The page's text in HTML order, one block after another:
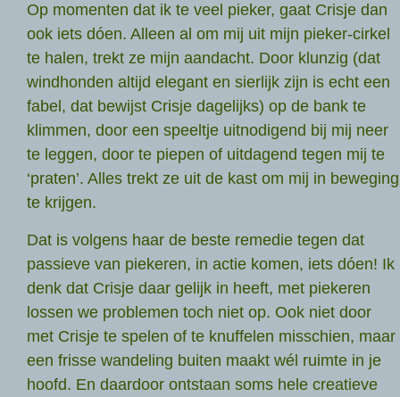
Op momenten dat ik te veel pieker, gaat Crisje dan
ook iets dóen. Alleen al om mij uit mijn pieker-cirkel
te halen, trekt ze mijn aandacht. Door klunzig (dat
windhonden altijd elegant en sierlijk zijn is echt een
fabel, dat bewijst Crisje dagelijks) op de bank te
klimmen, door een speeltje uitnodigend bij mij neer
te leggen, door te piepen of uitdagend tegen mij te
‘praten’. Alles trekt ze uit de kast om mij in beweging
te krijgen.
Dat is volgens haar de beste remedie tegen dat
passieve van piekeren, in actie komen, iets dóen! Ik
denk dat Crisje daar gelijk in heeft, met piekeren
lossen we problemen toch niet op. Ook niet door
met Crisje te spelen of te knuffelen misschien, maar
een frisse wandeling buiten maakt wél ruimte in je
hoofd. En daardoor ontstaan soms hele creatieve